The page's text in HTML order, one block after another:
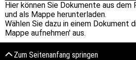
Hier können Sie Dokumente aus dem
und als Mappe herunterladen.
Wählen Sie dazu in einem Dokument
Mappe aufnehmen' aus.
Zum Seitenanfang springen